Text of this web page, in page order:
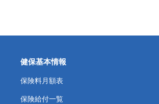
健保基本情報
保険料月額表
保険給付一覧